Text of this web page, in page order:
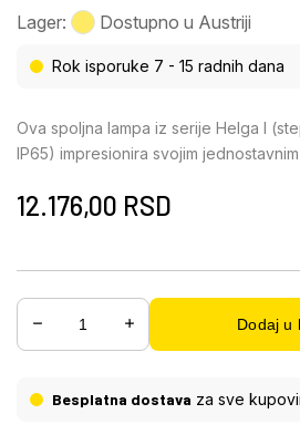
Lager:
Dostupno u Austriji
Rok isporuke 7 - 15 radnih dana
Ova spoljna lampa iz serije Helga I
IP65) impresionira svojim
se od aluminijumske ploče (35×26 cm),
svetlosti sa prelepom bojom svetlosti
Kelvina (hladno bela). Sa drugim
serije možete stvoriti stilski ambijent u
12.176,00 RSD
Dodaj u
Besplatna dostava za sve